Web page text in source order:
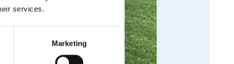
services.
Marketing